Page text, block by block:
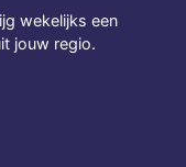
wekelijks een
jouw regio.